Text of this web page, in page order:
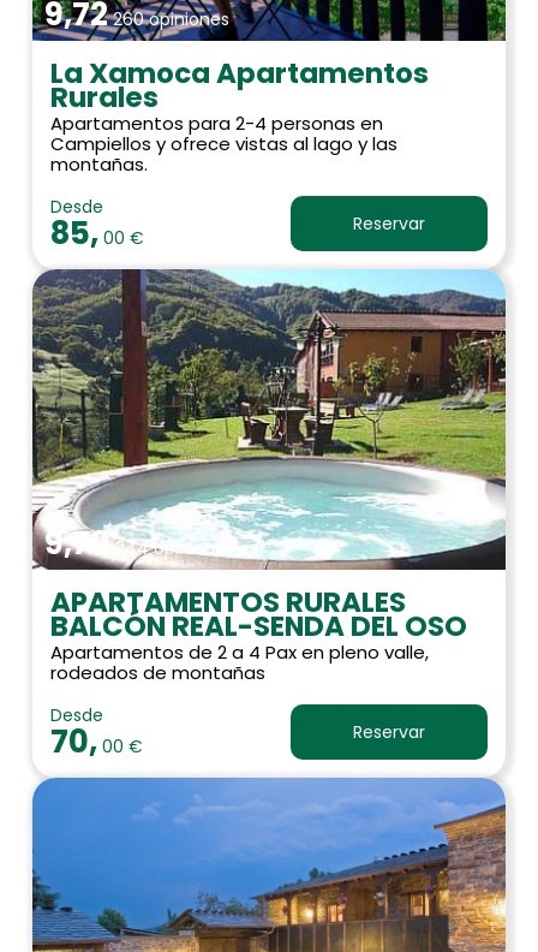
9,72260 opiniones
La Xamoca Apartamentos
Rurales
Apartamentos para 2-4 personas en
Campiellos y ofrece vistas al lago y las
montañas.
Desde
85, 00 €
Reservar
9,70244 opiniones
APARTAMENTOS RURALES
BALCÓN REAL-SENDA DEL OSO
Apartamentos de 2 a 4 Pax en pleno valle,
rodeados de montañas
Desde
70, 00 €
Reservar